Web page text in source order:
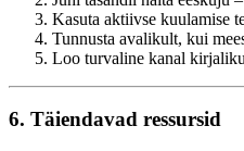
Kasuta aktiivse kuulamise
Tunnusta avalikult, kui
Loo turvaline kanal
6. Täiendavad ressursid